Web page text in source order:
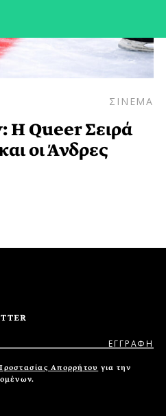
ΣΙΝΕΜΑ
Queer Σειρά
οι Άνδρες
Απορρήτου για την